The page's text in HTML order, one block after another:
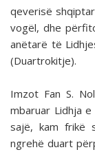
qeverisë
vogël, dhe
anëtarë të
(Duartrokitje).
Imzot Fan S.
mbaruar Lidhja
sajë, kam frikë
ngrehë duart